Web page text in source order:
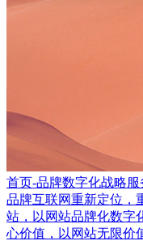
首页-品牌数字化战略服
品牌互联网重新定位，
站，以网站品牌化数字
心价值，以网站无限价